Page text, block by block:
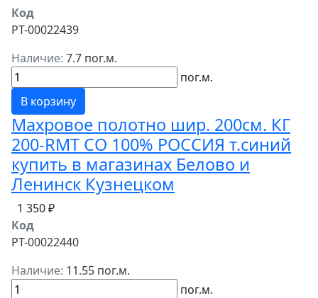
Код
РТ-00022439
Наличие: 7.7 пог.м.
пог.м.
В корзину
Махровое полотно шир. 200см. КГ
200-RMT СО 100% РОССИЯ т.синий
купить в магазинах Белово и
Ленинск Кузнецком
1 350 ₽
Код
РТ-00022440
Наличие: 11.55 пог.м.
пог.м.